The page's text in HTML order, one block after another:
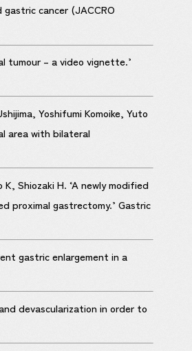
cancer (JACCRO
tumour – a video vignette.’
Yoshifumi Komoike, Yuto
area with bilateral
Shiozaki H. ‘A newly modified
proximal gastrectomy.’ Gastric
gastric enlargement in a
devascularization in order to